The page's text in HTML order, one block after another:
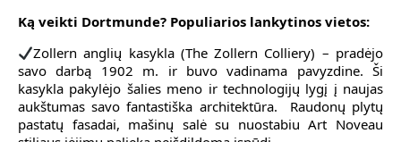
Ką veikti Dortmunde? Populiarios lankytinos vietos:
Zollern anglių kasykla (The Zollern Colliery) – pradėjo
savo darbą 1902 m. ir buvo vadinama pavyzdine. Ši
kasykla pakylėjo šalies meno ir technologijų lygį į naujas
aukštumas savo fantastiška architektūra. Raudonų plytų
pastatų fasadai, mašinų salė su nuostabiu Art Noveau